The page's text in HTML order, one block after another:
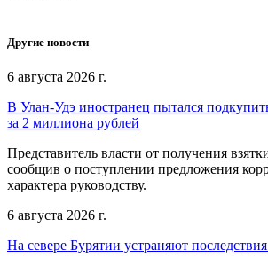
Другие новости
6 августа 2026 г.
В Улан-Удэ иностранец пытался
за 2 миллиона рублей
Представитель власти от получения
сообщив о поступлении предложения
характера руководству.
6 августа 2026 г.
На севере Бурятии устраняют